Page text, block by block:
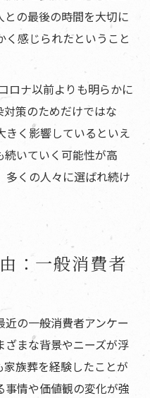
との最後の時間を大切に
感じられたということ
ロナ以前よりも明らかに
策のためだけではな
きく影響しているといえ
続いていく可能性が高
多くの人々に選ばれ続け
：一般消費者
の一般消費者アンケー
ざまな背景やニーズが浮
族葬を経験したことが
事情や価値観の変化が強